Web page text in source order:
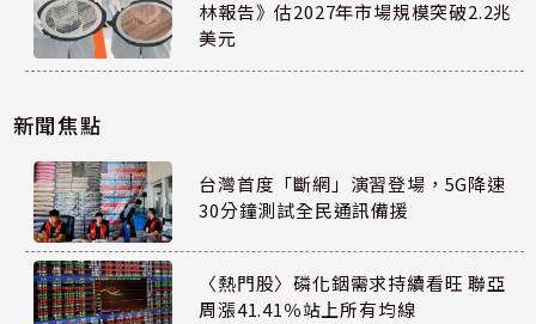
林報告》估2027年市場規模突破2.2兆
美元
新聞焦點
台灣首度「斷網」演習登場，5G降速
30分鐘測試全民通訊備援
〈熱門股〉磷化銦需求持續看旺 聯亞
周漲41.41％站上所有均線